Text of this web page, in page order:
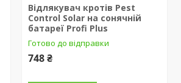
Відлякувач кротів Pest
Control Solar на сонячній
батареї Profi Plus
Готово до відправки
748 ₴